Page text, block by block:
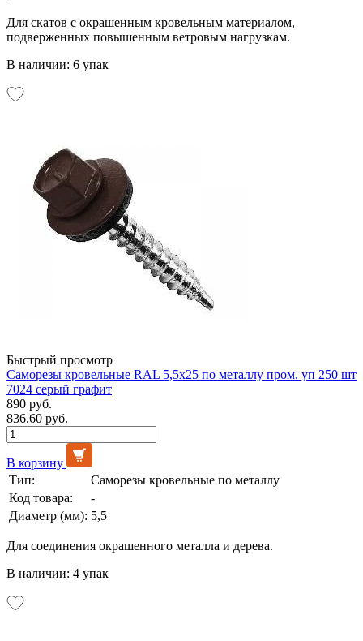
Для скатов с окрашенным кровельным материалом,
подверженных повышенным ветровым нагрузкам.
В наличии: 6 упак
Быстрый просмотр
Саморезы кровельные RAL 5,5х25 по металлу пром. уп 250 шт
7024 серый графит
890 руб.
836.60 руб.
В корзину
Тип:
Саморезы кровельные по металлу
Код товара:
-
Диаметр (мм): 5,5
Для соединения окрашенного металла и дерева.
В наличии: 4 упак